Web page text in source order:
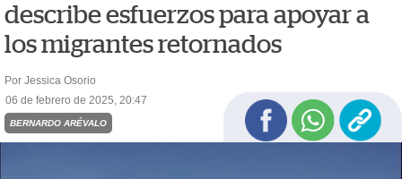
describe esfuerzos para apoyar a
los migrantes retornados
Por Jessica Osorio
06 de febrero de 2025, 20:47
BERNARDO ARÉVALO